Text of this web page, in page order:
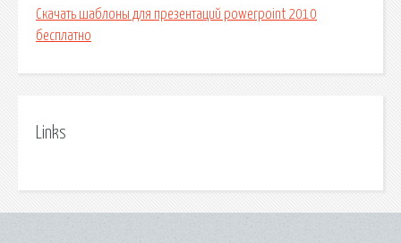
Скачать шаблоны для презентаций powerpoint 2010
бесплатно
Links